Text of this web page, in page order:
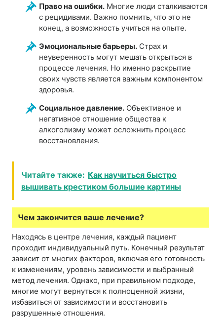
Право на ошибки. Многие люди сталкиваются
с рецидивами. Важно помнить, что это не
конец, а возможность учиться на опыте.
Эмоциональные барьеры. Страх и
неуверенность могут мешать открыться в
процессе лечения. Но именно раскрытие
своих чувств является важным компонентом
здоровья.
Социальное давление. Объективное и
негативное отношение общества к
алкоголизму может осложнить процесс
восстановления.
Читайте также: Как научиться быстро
вышивать крестиком большие картины
Чем закончится ваше лечение?
Находясь в центре лечения, каждый пациент
проходит индивидуальный путь. Конечный результат
зависит от многих факторов, включая его готовность
к изменениям, уровень зависимости и выбранный
метод лечения. Однако, при правильном подходе,
многие могут вернуться к полноценной жизни,
избавиться от зависимости и восстановить
разрушенные отношения.